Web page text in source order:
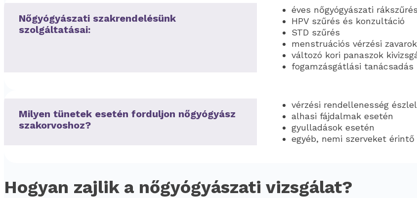
Nőgyógyászati szakrendelésünk
szolgáltatásai:
éves nőgyógyászati rákszűrés
HPV szűrés és konzultáció
STD szűrés
menstruációs vérzési
változó kori panaszok
fogamzásgátlási tanácsadás
Milyen tünetek esetén forduljon nőgyógyász
szakorvoshoz?
vérzési rendellenesség
alhasi fájdalmak esetén
gyulladások esetén
egyéb, nemi szerveket
Hogyan zajlik a nőgyógyászati vizsgálat?